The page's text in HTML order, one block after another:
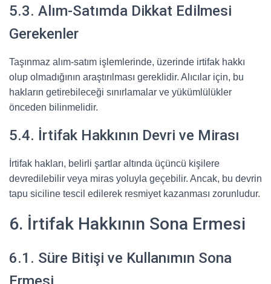
5.3. Alım-Satımda Dikkat Edilmesi
Gerekenler
Taşınmaz alım-satım işlemlerinde, üzerinde irtifak hakkı
olup olmadığının araştırılması gereklidir. Alıcılar için, bu
hakların getirebileceği sınırlamalar ve yükümlülükler
önceden bilinmelidir.
5.4. İrtifak Hakkının Devri ve Mirası
İrtifak hakları, belirli şartlar altında üçüncü kişilere
devredilebilir veya miras yoluyla geçebilir. Ancak, bu devrin
tapu siciline tescil edilerek resmiyet kazanması zorunludur.
6. İrtifak Hakkının Sona Ermesi
6.1. Süre Bitişi ve Kullanımın Sona